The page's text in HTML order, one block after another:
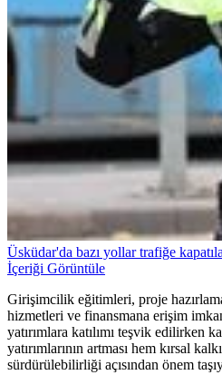
Üsküdar'da bazı yollar trafiğe
İçeriği Görüntüle
Girişimcilik eğitimleri, proje
hizmetleri ve finansmana erişim
yatırımlara katılımı teşvik edilirken
yatırımlarının artması hem kırsal
sürdürülebilirliği açısından önem